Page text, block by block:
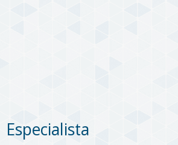
Especialista